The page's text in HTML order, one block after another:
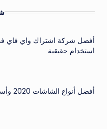
أفضل شركة اشتراك واي فاي
استخدام حقيقية
أفضل أنواع الشاشات 2020 وأسعارهم